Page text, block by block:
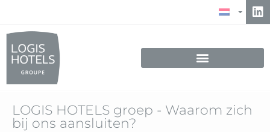
LOGIS HOTELS groep - Waarom zich
bij ons aansluiten?